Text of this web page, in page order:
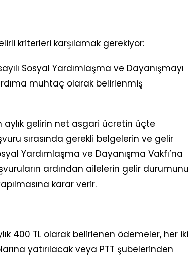
kriterleri karşılamak gerekiyor:
Sosyal Yardımlaşma ve Dayanışmayı
muhtaç olarak belirlenmiş
aylık gelirin net asgari ücretin üçte
sırasında gerekli belgelerin ve gelir
Yardımlaşma ve Dayanışma Vakfı’na
ardından ailelerin gelir durumunu
karar verir.
400 TL olarak belirlenen ödemeler, her iki
yatırılacak veya PTT şubelerinden